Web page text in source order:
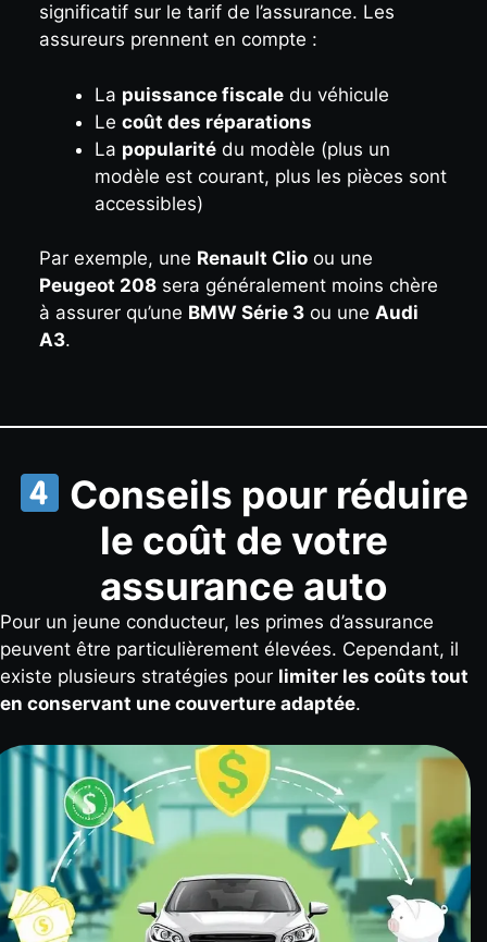
significatif sur le tarif de l’assurance. Les
assureurs prennent en compte :
La puissance fiscaledu véhicule
Le coût des réparations
La popularitédu modèle (plus un
modèle est courant, plus les pièces sont
accessibles)
Par exemple, une Renault Clioou une
Peugeot 208sera généralement moins chère
à assurer qu’une BMW Série 3ou une Audi
A3.
Conseils pour réduire
le coût de votre
assurance auto
Pour un jeune conducteur, les primes d’assurance
peuvent être particulièrement élevées. Cependant, il
existe plusieurs stratégies pour limiter les coûts tout
en conservant une couverture adaptée.